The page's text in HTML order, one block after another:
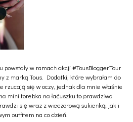
powstały w ramach akcji #TousBloggerTour
z marką Tous. Dodatki, które wybrałam do
rzucają się w oczy, jednak dla mnie właśnie
mini torebka na łaćuszku to prawdziwa
się wraz z wieczorową sukienką, jak i
outfitem na co dzień.